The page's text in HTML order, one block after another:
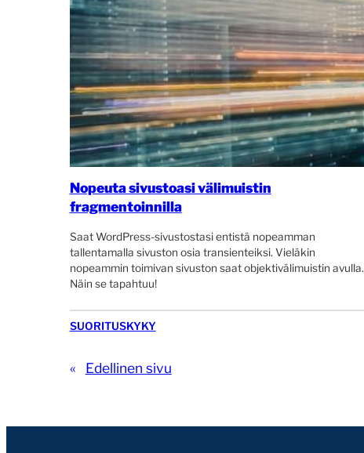
Nopeuta sivustoasi välimuistin
fragmentoinnilla
Saat WordPress-sivustostasi entistä nopeamman
tallentamalla sivuston osia transienteiksi. Vieläkin
nopeammin toimivan sivuston saat objektivälimuistin avulla.
Näin se tapahtuu!
SUORITUSKYKY
« Edellinen sivu